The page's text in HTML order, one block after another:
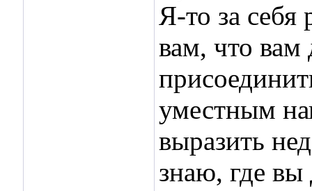
Я-то за себя
вам, что вам
уместным
выразить
знаю, где